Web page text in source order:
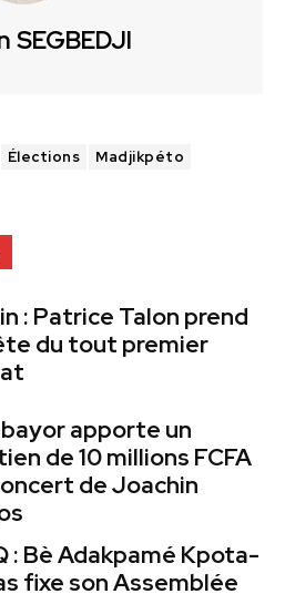
SEGBEDJI
Élections Madjikpéto
: Patrice Talon prend
du tout premier
apporte un
de 10 millions FCFA
de Joachin
: Bè Adakpamé Kpota-
fixe son Assemblée